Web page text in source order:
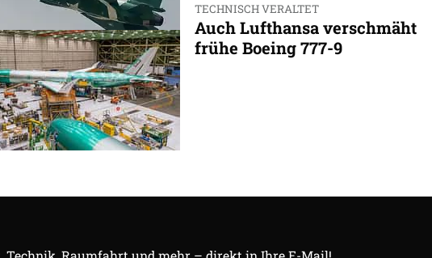
TECHNISCH VERALTET
Auch Lufthansa verschmäht
frühe Boeing 777-9